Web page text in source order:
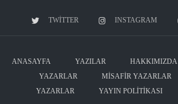
TWITTER INSTAGRAM
ANASAYFA YAZILAR HAKKIMIZDA
YAZARLAR
MISAFIR YAZARLAR
YAZARLAR
YAYIN POLITIKASI